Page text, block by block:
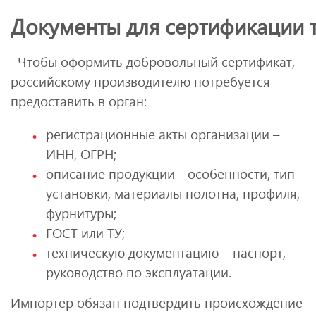
Документы для сертификации
Чтобы оформить добровольный сертификат,
российскому производителю потребуется
предоставить в орган:
регистрационные акты организации –
ИНН, ОГРН;
описание продукции - особенности, тип
установки, материалы полотна, профиля,
фурнитуры;
ГОСТ или ТУ;
техническую документацию – паспорт,
руководство по эксплуатации.
Импортер обязан подтвердить происхождение